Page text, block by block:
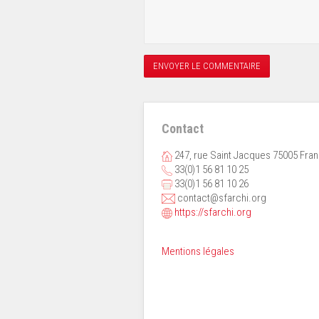
Contact
247, rue Saint Jacques 75005
33(0)1 56 81 10 25
33(0)1 56 81 10 26
contact@sfarchi.org
https://sfarchi.org
Mentions légales